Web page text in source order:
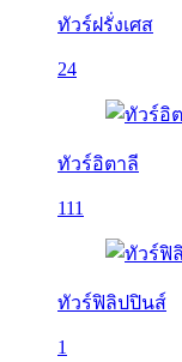
ทัวร์ฝรั่งเศส
24
ทัวร์อิตาลี
111
ทัวร์ฟิลิปปินส์
1